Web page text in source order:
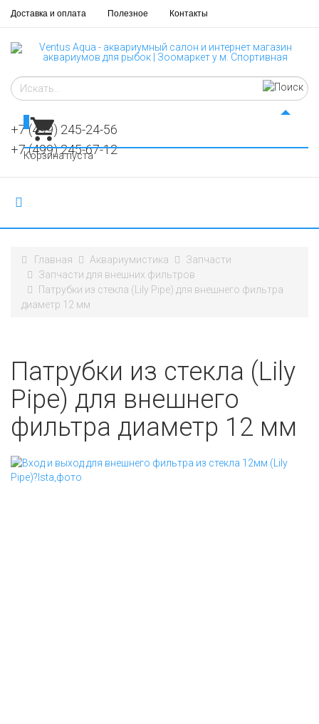
Доставка и оплата Полезное Контакты
+7 (499) 245-24-56
+7 (499) 245-67-12
Корзина пуста
Главная Аквариумистика
Запчасти
Запчасти для внешних фильтров
Патрубки из стекла (Lily Pipe) для внешнего фильтра
диаметр 12 мм
Патрубки из стекла (Lily
Pipe) для внешнего
фильтра диаметр 12 мм